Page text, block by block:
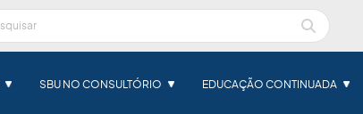
SBU NO CONSULTÓRIO EDUCAÇÃO CONTINUADA